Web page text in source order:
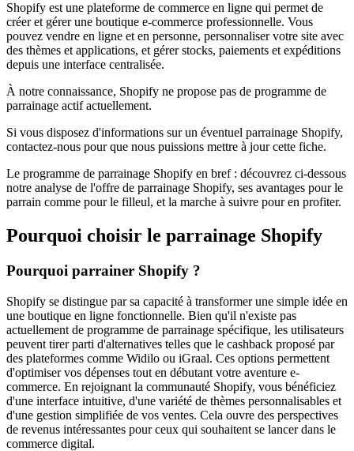
Shopify est une plateforme de commerce en ligne qui permet de
créer et gérer une boutique e-commerce professionnelle. Vous
pouvez vendre en ligne et en personne, personnaliser votre site avec
des thèmes et applications, et gérer stocks, paiements et expéditions
depuis une interface centralisée.
À notre connaissance, Shopify ne propose pas de programme de
parrainage actif actuellement.
Si vous disposez d'informations sur un éventuel parrainage Shopify,
contactez-nous pour que nous puissions mettre à jour cette fiche.
Le programme de parrainage Shopify en bref : découvrez ci-dessous
notre analyse de l'offre de parrainage Shopify, ses avantages pour le
parrain comme pour le filleul, et la marche à suivre pour en profiter.
Pourquoi choisir le parrainage Shopify
Pourquoi parrainer Shopify ?
Shopify se distingue par sa capacité à transformer une simple idée en
une boutique en ligne fonctionnelle. Bien qu'il n'existe pas
actuellement de programme de parrainage spécifique, les utilisateurs
peuvent tirer parti d'alternatives telles que le cashback proposé par
des plateformes comme Widilo ou iGraal. Ces options permettent
d'optimiser vos dépenses tout en débutant votre aventure e-
commerce. En rejoignant la communauté Shopify, vous bénéficiez
d'une interface intuitive, d'une variété de thèmes personnalisables et
d'une gestion simplifiée de vos ventes. Cela ouvre des perspectives
de revenus intéressantes pour ceux qui souhaitent se lancer dans le
commerce digital.